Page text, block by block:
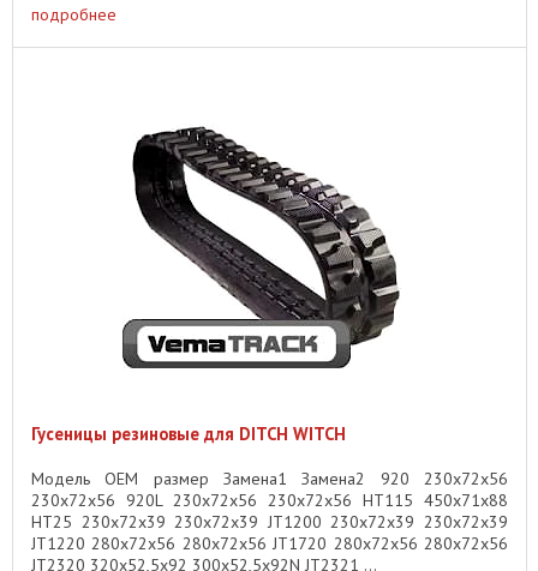
подробнее
Гусеницы резиновые для DITCH WITCH
Модель OEM размер Замена1 Замена2 920 230x72x56
230x72x56 920L 230x72x56 230x72x56 HT115 450x71x88
HT25 230x72x39 230x72x39 JT1200 230x72x39 230x72x39
JT1220 280x72x56 280x72x56 JT1720 280x72x56 280x72x56
JT2320 320x52,5x92 300x52,5x92N JT2321 ...